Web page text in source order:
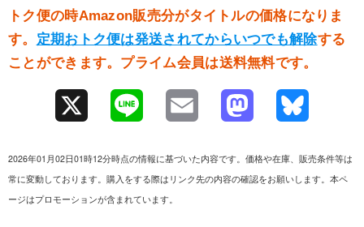
トク便の時Amazon販売分がタイトルの価格になりま
す。 定期おトク便は発送されてからいつでも解除する
ことができます。プライム会員は送料無料です。
e
2026年01月02日01時12分時点の情報に基づいた内容です。価格や在庫、販売条件等は
常に変動しております。購入をする際はリンク先の内容の確認をお願いします。本ペ
ージはプロモーションが含まれています。